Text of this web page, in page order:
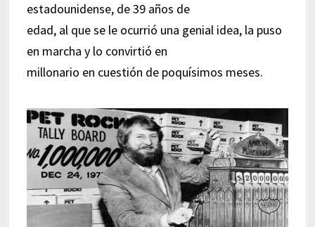
estadounidense, de 39 años de
edad, al que se le ocurrió una genial idea, la puso
en marcha y lo convirtió en
millonario en cuestión de poquísimos meses.